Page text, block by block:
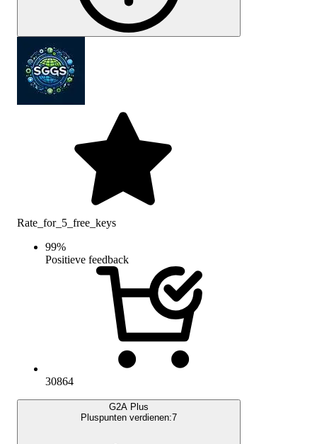
Rate_for_5_free_keys
99%
Positieve feedback
30864
G2A Plus
Pluspunten verdienen:7